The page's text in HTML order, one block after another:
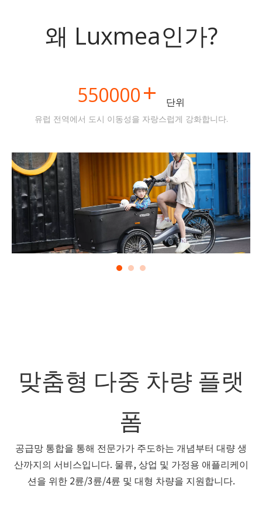
왜 Luxmea인가?
550000+ 단위
유럽 ​​전역에서 도시 이동성을 자랑스럽게 강화합니다.​​​​​​
맞춤형 다중 차량 플랫
폼
공급망 통합을 통해 전문가가 주도하는 개념부터 대량 생
산까지의 서비스입니다. 물류, 상업 및 가정용 애플리케이
션을 위한 2륜/3륜/4륜 및 대형 차량을 지원합니다.